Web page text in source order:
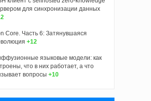
для синхронизации данных
Core. Часть 6: Затянувшаяся
+12
языковые модели: как
что в них работает, а что
вопросы +10